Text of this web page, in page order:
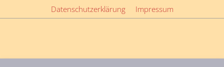
Inhalt
Datenschutzerklärung Impressum